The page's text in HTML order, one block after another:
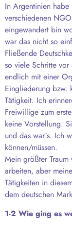
In Argentinien
verschiedenen
eingewandert bin
war das nicht so
Fließende
so viele Schritte
endlich mit einer
Eingliederung bzw.
Tätigkeit. Ich
Freiwillige zum
keine Vorstellung.
und das war´s. Ich
können/müssen.
Mein größter
arbeiten, aber
Tätigkeiten in
dem deutschen
1-2 Wie ging es